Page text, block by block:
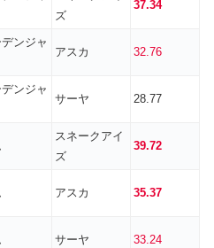
ズ
37.34
ンジャ
アスカ 32.76
ンジャ
サーヤ 28.77
スネークアイ
ズ
39.72
アスカ 35.37
サーヤ 33.24